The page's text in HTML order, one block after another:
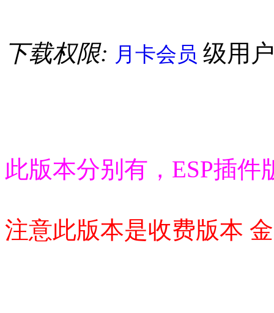
下载权限: 月卡会员 级用
此版本分别有，ESP插
注意此版本是收费版本